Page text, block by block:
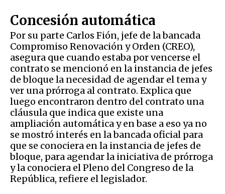
Concesión automática
Por su parte Carlos Fión, jefe de la bancada
Compromiso Renovación y Orden (CREO),
asegura que cuando estaba por vencerse el
contrato se mencionó en la instancia de jefes
de bloque la necesidad de agendar el tema y
ver una prórroga al contrato. Explica que
luego encontraron dentro del contrato una
cláusula que indica que existe una
ampliación automática y en base a eso ya no
se mostró interés en la bancada oficial para
que se conociera en la instancia de jefes de
bloque, para agendar la iniciativa de prórroga
y la conociera el Pleno del Congreso de la
República, refiere el legislador.